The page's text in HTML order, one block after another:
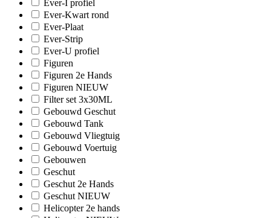
Ever-I profiel
Ever-Kwart rond
Ever-Plaat
Ever-Strip
Ever-U profiel
Figuren
Figuren 2e Hands
Figuren NIEUW
Filter set 3x30ML
Gebouwd Geschut
Gebouwd Tank
Gebouwd Vliegtuig
Gebouwd Voertuig
Gebouwen
Geschut
Geschut 2e Hands
Geschut NIEUW
Helicopter 2e hands